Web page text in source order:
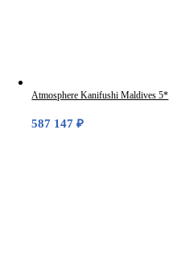
Atmosphere Kanifushi Maldives 5*
587 147₽